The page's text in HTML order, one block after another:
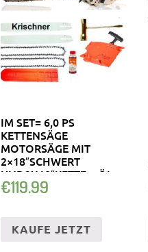
IM SET= 6,0 PS
KETTENSÄGE
MOTORSÄGE MIT
2×18″SCHWERT
UND2X18″KETTE + ÖL +
HANDSCHUHE
€119.99
KAUFE JETZT